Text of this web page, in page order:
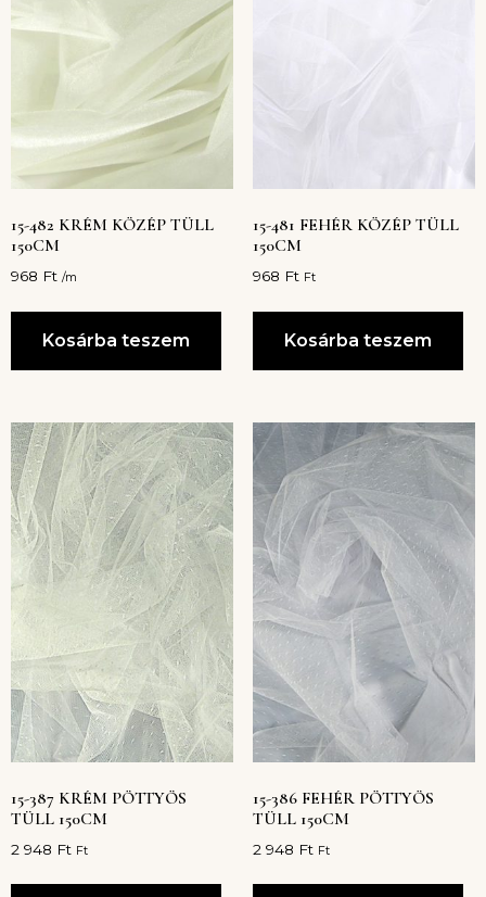
15-482 KRÉM KÖZÉP TÜLL
150CM
968 Ft /m
Kosárba teszem
15-481 FEHÉR KÖZÉP TÜLL
150CM
968 Ft Ft
Kosárba teszem
15-387 KRÉM PÖTTYÖS
TÜLL 150CM
2 948 Ft Ft
15-386 FEHÉR PÖTTYÖS
TÜLL 150CM
2 948 Ft Ft